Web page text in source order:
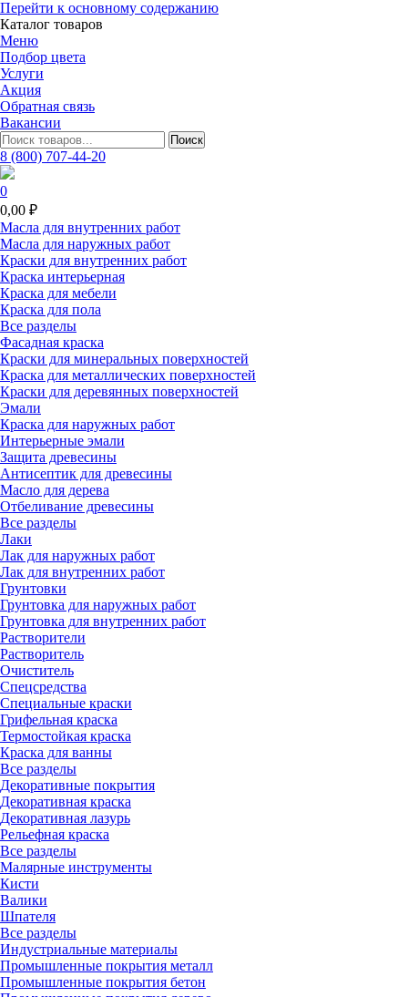
Перейти к основному содержанию
Каталог товаров
Меню
Подбор цвета
Услуги
Акция
Обратная связь
Вакансии
8 (800) 707-44-20
0
0,00 ₽
Масла для внутренних работ
Масла для наружных работ
Краски для внутренних работ
Краска интерьерная
Краска для мебели
Краска для пола
Все разделы
Фасадная краска
Краски для минеральных поверхностей
Краска для металлических поверхностей
Краски для деревянных поверхностей
Эмали
Краска для наружных работ
Интерьерные эмали
Защита древесины
Антисептик для древесины
Масло для дерева
Отбеливание древесины
Все разделы
Лаки
Лак для наружных работ
Лак для внутренних работ
Грунтовки
Грунтовка для наружных работ
Грунтовка для внутренних работ
Растворители
Растворитель
Очиститель
Спецсредства
Специальные краски
Грифельная краска
Термостойкая краска
Краска для ванны
Все разделы
Декоративные покрытия
Декоративная краска
Декоративная лазурь
Рельефная краска
Все разделы
Малярные инструменты
Кисти
Валики
Шпателя
Все разделы
Индустриальные материалы
Промышленные покрытия металл
Промышленные покрытия бетон